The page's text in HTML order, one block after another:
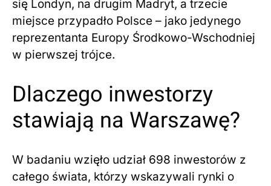
się Londyn, na drugim Madryt, a trzecie
miejsce przypadło Polsce – jako jedynego
reprezentanta Europy Środkowo-Wschodniej
w pierwszej trójce.
Dlaczego inwestorzy
stawiają na Warszawę?
W badaniu wzięło udział 698 inwestorów z
całego świata, którzy wskazywali rynki o